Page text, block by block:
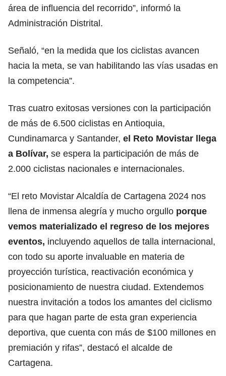
área de influencia del recorrido”, informó la
Administración Distrital.
Señaló, “en la medida que los ciclistas avancen
hacia la meta, se van habilitando las vías usadas en
la competencia”.
Tras cuatro exitosas versiones con la participación
de más de 6.500 ciclistas en Antioquia,
Cundinamarca y Santander, el Reto Movistar llega
a Bolívar, se espera la participación de más de
2.000 ciclistas nacionales e internacionales.
“El reto Movistar Alcaldía de Cartagena 2024 nos
llena de inmensa alegría y mucho orgullo porque
vemos materializado el regreso de los mejores
eventos, incluyendo aquellos de talla internacional,
con todo su aporte invaluable en materia de
proyección turística, reactivación económica y
posicionamiento de nuestra ciudad. Extendemos
nuestra invitación a todos los amantes del ciclismo
para que hagan parte de esta gran experiencia
deportiva, que cuenta con más de $100 millones en
premiación y rifas”, destacó el alcalde de
Cartagena.